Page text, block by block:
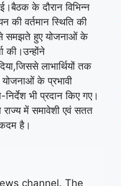
के दौरान विभिन्न
की वर्तमान स्थिति की
से समझते हुए योजनाओं के
की।उन्होंने
लाभार्थियों तक
के प्रभावी
भी प्रदान किए गए।
में समावेशी एवं सतत
है।
channel. The